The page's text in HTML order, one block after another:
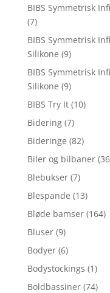
BIBS Symmetrisk
(7)
BIBS Symmetrisk
Silikone (9)
BIBS Symmetrisk
Silikone (9)
BIBS Try It (10)
Bidering (7)
Bideringe (82)
Biler og bilbaner
Blebukser (7)
Blespande (13)
Bløde bamser (164)
Bluser (9)
Bodyer (6)
Bodystockings (1)
Boldbassiner (74)